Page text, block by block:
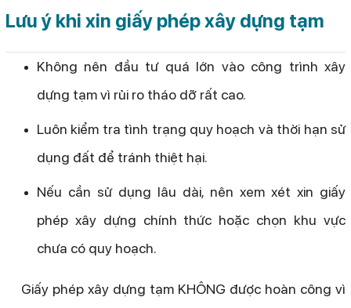
Lưu ý khi xin giấy phép xây dựng tạm
Không nên đầu tư quá lớn vào công trình xây
dựng tạm vì rủi ro tháo dỡ rất cao.
Luôn kiểm tra tình trạng quy hoạch và thời hạn sử
dụng đất để tránh thiệt hại.
Nếu cần sử dụng lâu dài, nên xem xét xin giấy
phép xây dựng chính thức hoặc chọn khu vực
chưa có quy hoạch.
Giấy phép xây dựng tạm KHÔNG được hoàn công vì